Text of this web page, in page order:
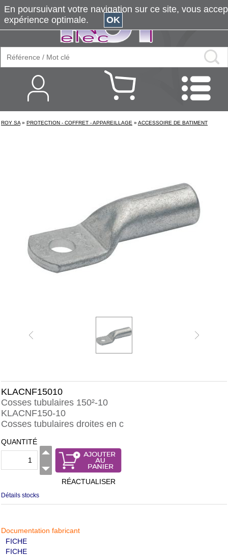
ROY SA » PROTECTION - COFFRET - APPAREILLAGE » ACCESSOIRE DE BATIMENT
KLACNF15010
Cosses tubulaires 150²-10
KLACNF150-10
Cosses tubulaires droites en c
QUANTITÉ
RÉACTUALISER
Détails stocks
Documentation fabricant
FICHE
FICHE
En poursuivant votre navigation sur ce site, vous
expérience optimale.
OK